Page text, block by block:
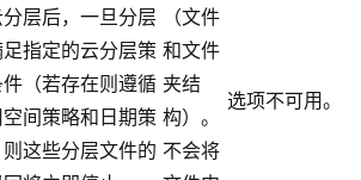
层后，一旦分层
指定的云分层策
（若存在则遵循
间策略和日期策
这些分层文件的
（文件
和文件
夹结
构）。
不会将
选项不可用。